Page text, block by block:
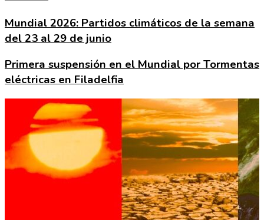
Mundial 2026: Partidos climáticos de la semana
del 23 al 29 de junio
Primera suspensión en el Mundial por Tormentas
eléctricas en Filadelfia